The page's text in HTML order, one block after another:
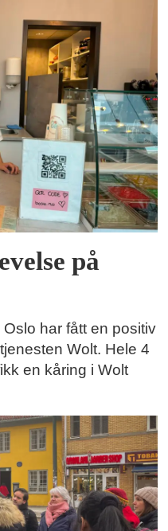
på
har fått en positiv
Wolt. Hele 4
en kåring i Wolt